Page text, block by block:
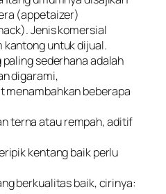
(appetaizer)
Jenis komersial
kantong untuk dijual.
sederhana adalah
digarami,
menambahkan beberapa
terna atau rempah, aditif
kentang baik perlu
berkualitas baik, cirinya: